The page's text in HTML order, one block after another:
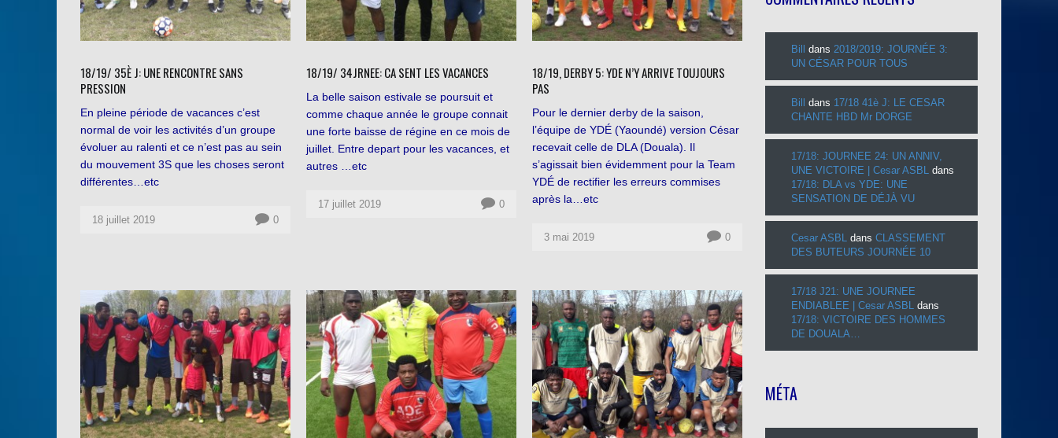
18/19/ 35È J: UNE RENCONTRE SANS
PRESSION
En pleine période de vacances c’est
normal de voir les activités d’un groupe
évoluer au ralenti et ce n’est pas au sein
du mouvement 3S que les choses seront
différentes…etc
18 juillet 2019 0
18/19/ 34JRNEE: CA SENT LES VACANCES
La belle saison estivale se poursuit et
comme chaque année le groupe connait
une forte baisse de régine en ce mois de
juillet. Entre depart pour les vacances, et
autres …etc
17 juillet 2019 0
18/19, DERBY 5: YDE N’Y ARRIVE TOUJOURS
PAS
Pour le dernier derby de la saison,
l’équipe de YDÉ (Yaoundé) version César
recevait celle de DLA (Douala). Il
s’agissait bien évidemment pour la Team
YDÉ de rectifier les erreurs commises
après la…etc
3 mai 2019 0
Bill dans 2018/2019: JOURNÉE 3:
UN CÉSAR POUR TOUS
Bill dans 17/18 41è J: LE CESAR
CHANTE HBD Mr DORGE
17/18: JOURNEE 24: UN ANNIV,
UNE VICTOIRE | Cesar ASBL dans
17/18: DLA vs YDE: UNE
SENSATION DE DÉJÀ VU
Cesar ASBL dans CLASSEMENT
DES BUTEURS JOURNÉE 10
17/18 J21: UNE JOURNEE
ENDIABLEE | Cesar ASBL dans
17/18: VICTOIRE DES HOMMES
DE DOUALA…
MÉTA